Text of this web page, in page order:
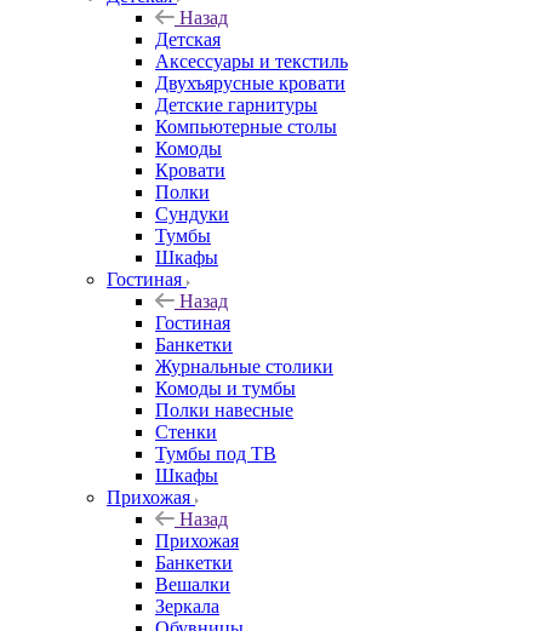
Назад
Детская
Аксессуары и текстиль
Двухъярусные кровати
Детские гарнитуры
Компьютерные столы
Комоды
Кровати
Полки
Сундуки
Тумбы
Шкафы
Гостиная
Назад
Гостиная
Банкетки
Журнальные столики
Комоды и тумбы
Полки навесные
Стенки
Тумбы под ТВ
Шкафы
Прихожая
Назад
Прихожая
Банкетки
Вешалки
Зеркала